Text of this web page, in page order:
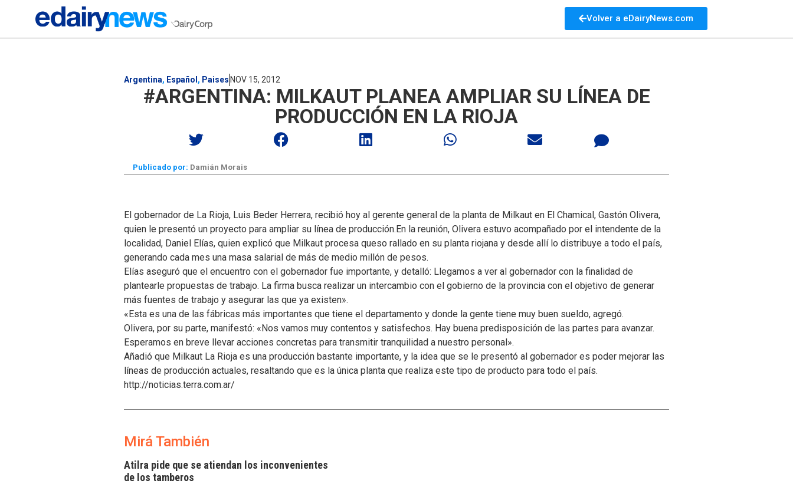
Volver a eDairyNews.com
Argentina, Español , Paises NOV 15, 2012
#ARGENTINA: MILKAUT PLANEA AMPLIAR SU LÍNEA DE
PRODUCCIÓN EN LA RIOJA
Publicado por: Damián Morais
El gobernador de La Rioja, Luis Beder Herrera, recibió hoy al gerente general de la planta de Milkaut en El Chamical, Gastón Olivera,
quien le presentó un proyecto para ampliar su línea de producción.En la reunión, Olivera estuvo acompañado por el intendente de la
localidad, Daniel Elías, quien explicó que Milkaut procesa queso rallado en su planta riojana y desde allí lo distribuye a todo el país,
generando cada mes una masa salarial de más de medio millón de pesos.
Elías aseguró que el encuentro con el gobernador fue importante, y detalló: Llegamos a ver al gobernador con la finalidad de
plantearle propuestas de trabajo. La firma busca realizar un intercambio con el gobierno de la provincia con el objetivo de generar
más fuentes de trabajo y asegurar las que ya existen».
«Esta es una de las fábricas más importantes que tiene el departamento y donde la gente tiene muy buen sueldo, agregó.
Olivera, por su parte, manifestó: «Nos vamos muy contentos y satisfechos. Hay buena predisposición de las partes para avanzar.
Esperamos en breve llevar acciones concretas para transmitir tranquilidad a nuestro personal».
Añadió que Milkaut La Rioja es una producción bastante importante, y la idea que se le presentó al gobernador es poder mejorar las
líneas de producción actuales, resaltando que es la única planta que realiza este tipo de producto para todo el país.
http://noticias.terra.com.ar/
Mirá También
Atilra pide que se atiendan los inconvenientes
de los tamberos